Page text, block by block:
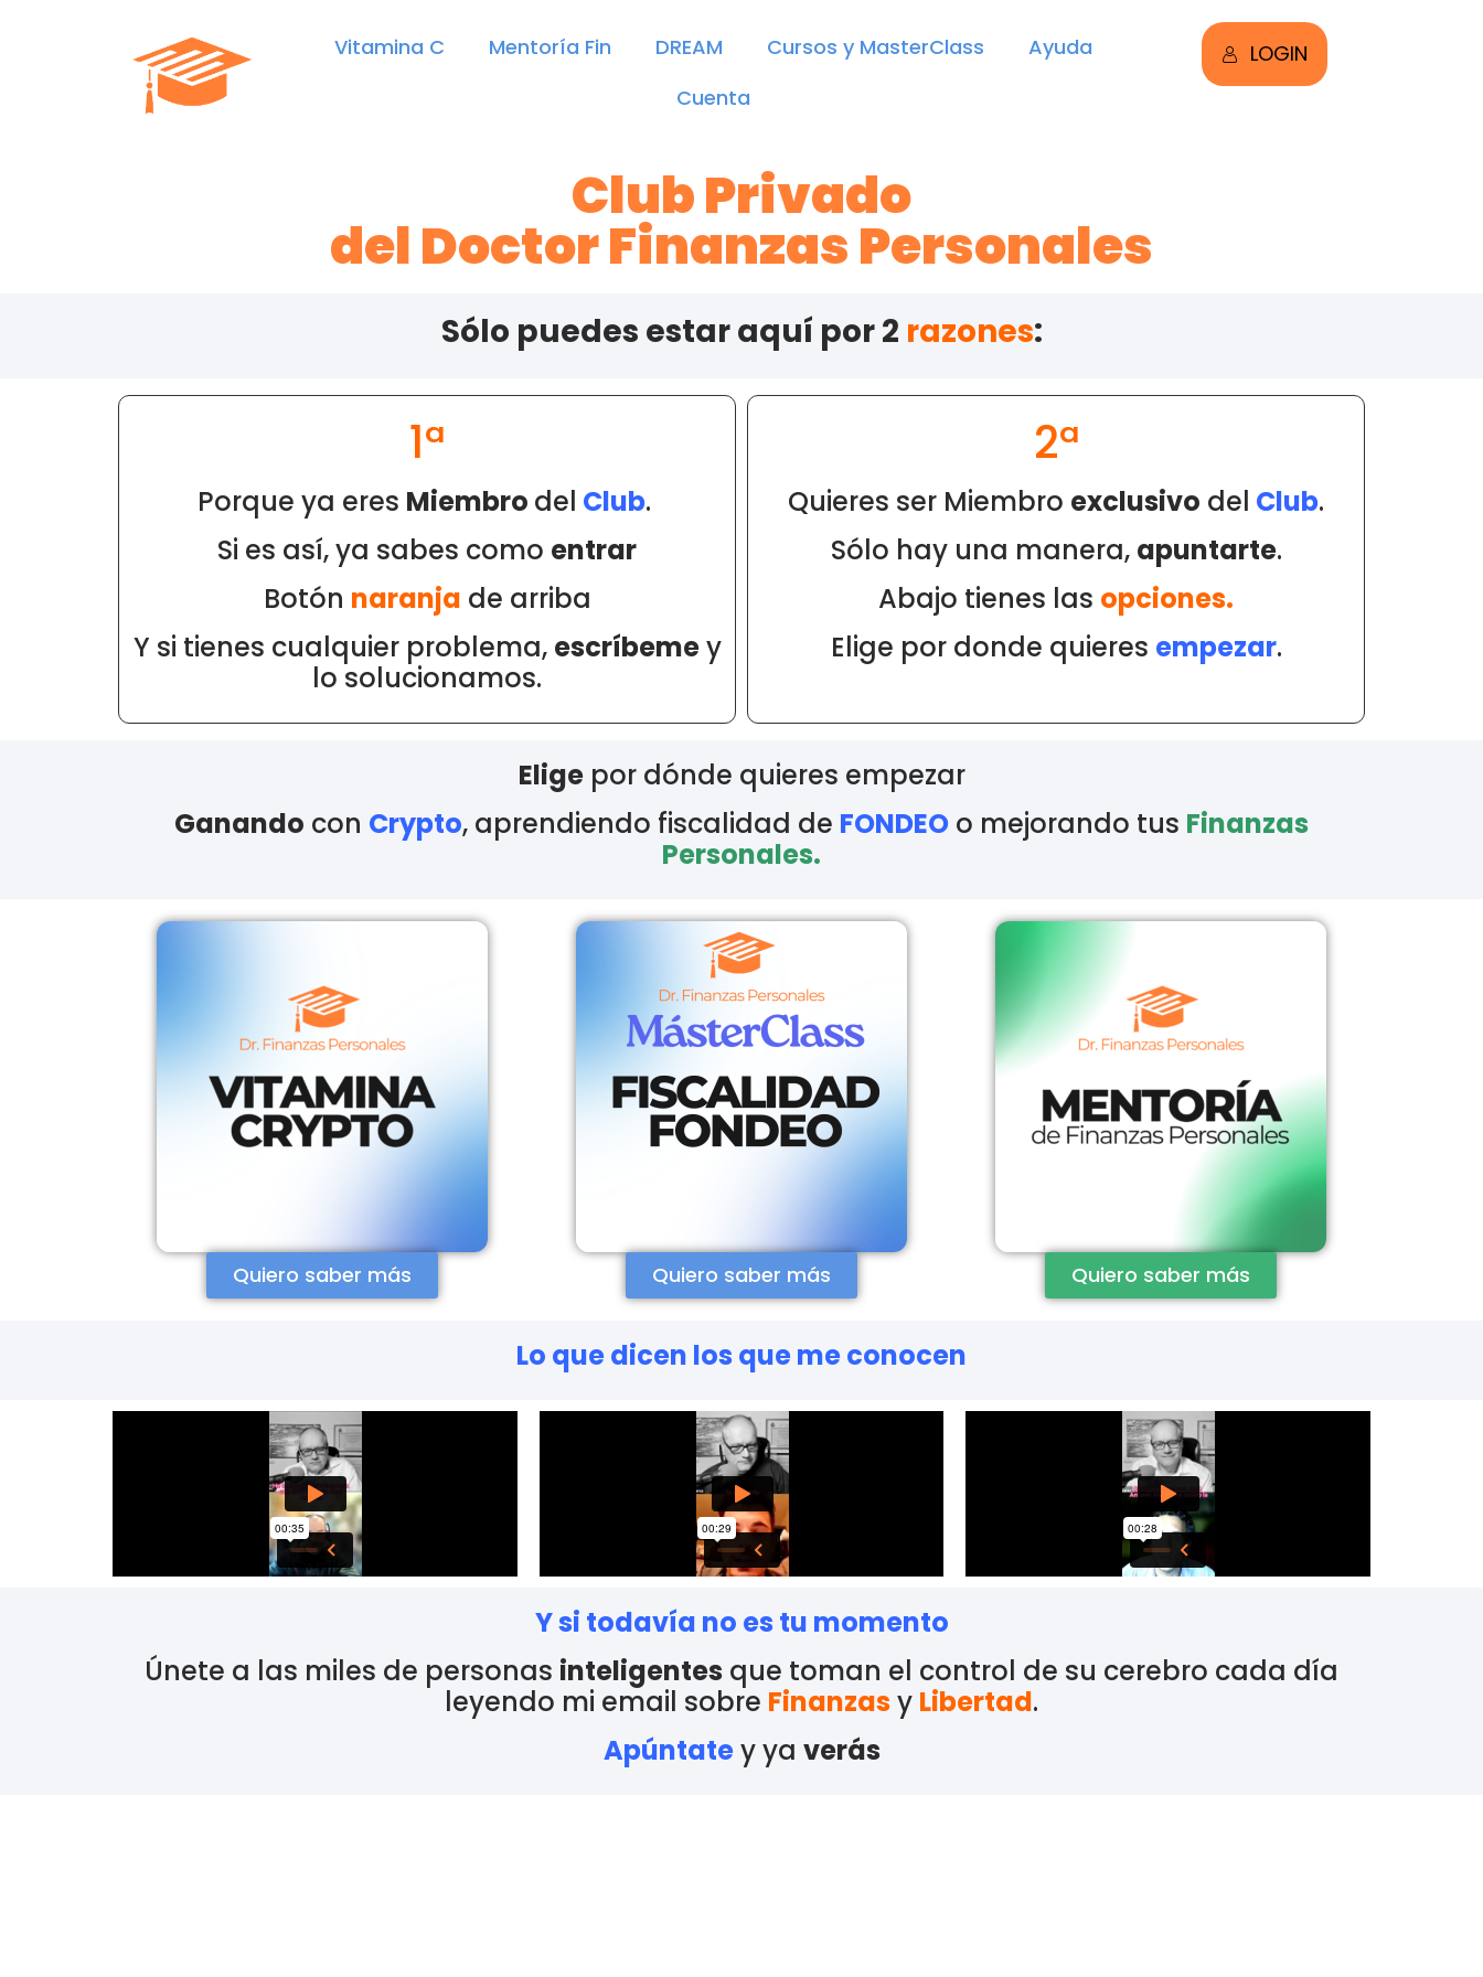
Vitamina C Mentoría Fin DREAM Cursos y MasterClass
Ayuda
Cuenta
LOGIN
Club Privado
del Doctor Finanzas Personales
Sólo puedes estar aquí por 2 razones:
1ª
Porque ya eres Miembro del Club.
Si es así, ya sabes como entrar
Botón naranja de arriba
Y si tienes cualquier problema, escríbemey
lo solucionamos.
2ª
Quieres ser Miembro exclusivo del Club.
Sólo hay una manera, apuntarte.
Abajo tienes las opciones.
Elige por donde quieres empezar.
Eligepor dónde quieres empezar
Ganando con Crypto, aprendiendo fiscalidad de FONDEO o mejorando tus Finanzas
Personales.
Quiero saber más Quiero saber más Quiero saber más
Lo que dicen los que me conocen
Y si todavía no es tu momento
Únete a las miles de personas inteligentes que toman el control de su cerebro cada día
leyendo mi email sobre Finanzasy Libertad.
Apúntatey ya verás